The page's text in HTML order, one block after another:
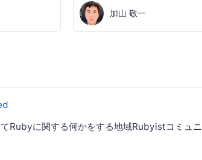
加山 敬一
Rubyに関する何かをする地域Rubyistコミュニ